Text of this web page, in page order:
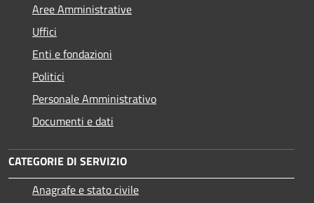
Aree Amministrative
Uffici
Enti e fondazioni
Politici
Personale Amministrativo
Documenti e dati
CATEGORIE DI SERVIZIO
Anagrafe e stato civile